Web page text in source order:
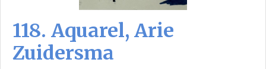
118. Aquarel, Arie
Zuidersma